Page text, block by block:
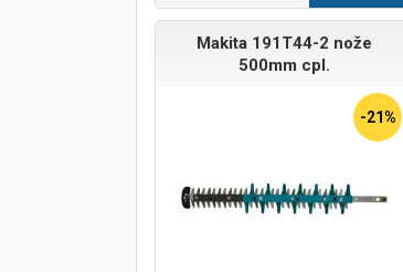
Makita 191T44-2 nože
500mm cpl.
-21%